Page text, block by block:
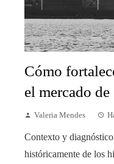
Cómo
el mercado
Valeria Mendes
Contexto y
históricamente de los